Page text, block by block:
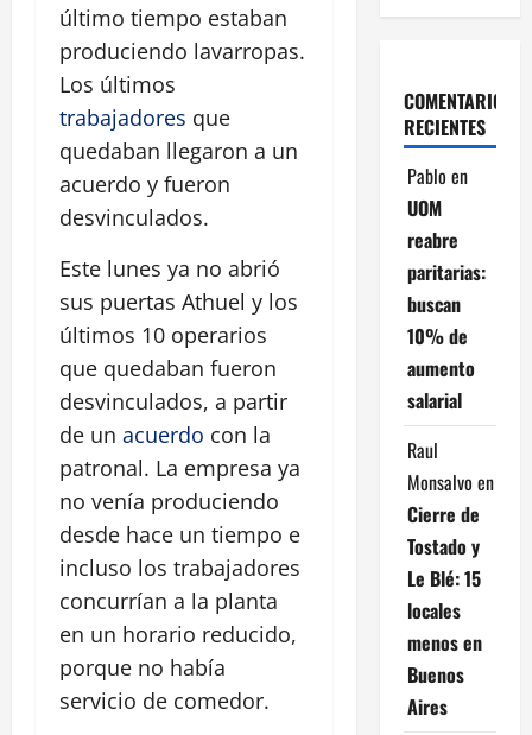
último tiempo estaban
produciendo lavarropas.
Los últimos
trabajadores que
quedaban llegaron a un
acuerdo y fueron
desvinculados.
Este lunes ya no abrió
sus puertas Athuel y los
últimos 10 operarios
que quedaban fueron
desvinculados, a partir
de un acuerdo con la
patronal. La empresa ya
no venía produciendo
desde hace un tiempo e
incluso los trabajadores
concurrían a la planta
en un horario reducido,
porque no había
servicio de comedor.
COMENTARIOS
RECIENTES
Pablo en
UOM
reabre
paritarias:
buscan
10% de
aumento
salarial
Raul
Monsalvo en
Cierre de
Tostado y
Le Blé: 15
locales
menos en
Buenos
Aires